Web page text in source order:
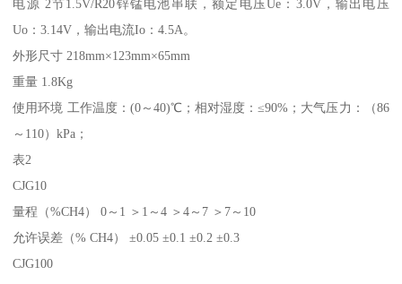
电源 2节1.5V/R20锌锰电池串联，额定电压Ue：3.0V，输出电压
Uo：3.14V，输出电流Io：4.5A。
外形尺寸 218mm×123mm×65mm
重量 1.8Kg
使用环境 工作温度：(0～40)℃；相对湿度：≤90%；大气压力：（86
～110）kPa；
表2
CJG10
量程（%CH4） 0～1 ＞1～4 ＞4～7 ＞7～10
允许误差（% CH4） ±0.05 ±0.1 ±0.2 ±0.3
CJG100